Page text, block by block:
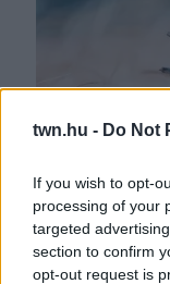
twn.hu - Do Not
If you wish to opt-
processing of your
targeted
section to confirm
opt-out request is
Azt hitte a férfi,